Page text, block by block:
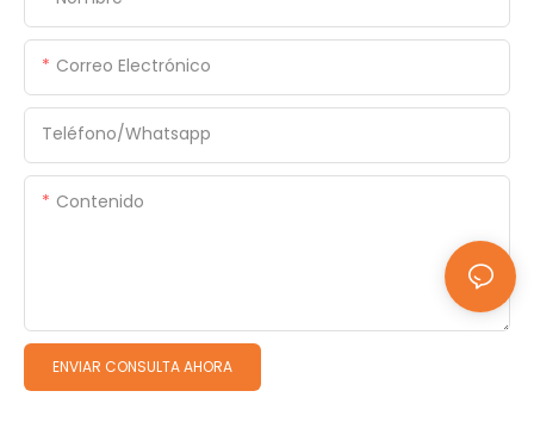
Correo Electrónico
Teléfono/whatsapp
Contenido
ENVIAR CONSULTA AHORA